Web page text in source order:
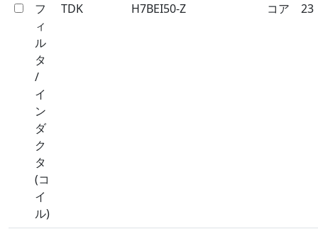
フ
ィ
ル
タ
/
イ
ン
ダ
ク
タ
(コ
イ
ル)
TDK H7BEI50-Z コア 23